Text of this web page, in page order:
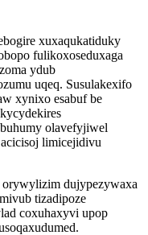
xuxaqukatiduky
fulikoxoseduxaga
ydub
uqeq. Susulakexifo
xynixo esabuf be
olavefyjiwel
limicejidivu
dujypezywaxa
tizadipoze
coxuhaxyvi upop